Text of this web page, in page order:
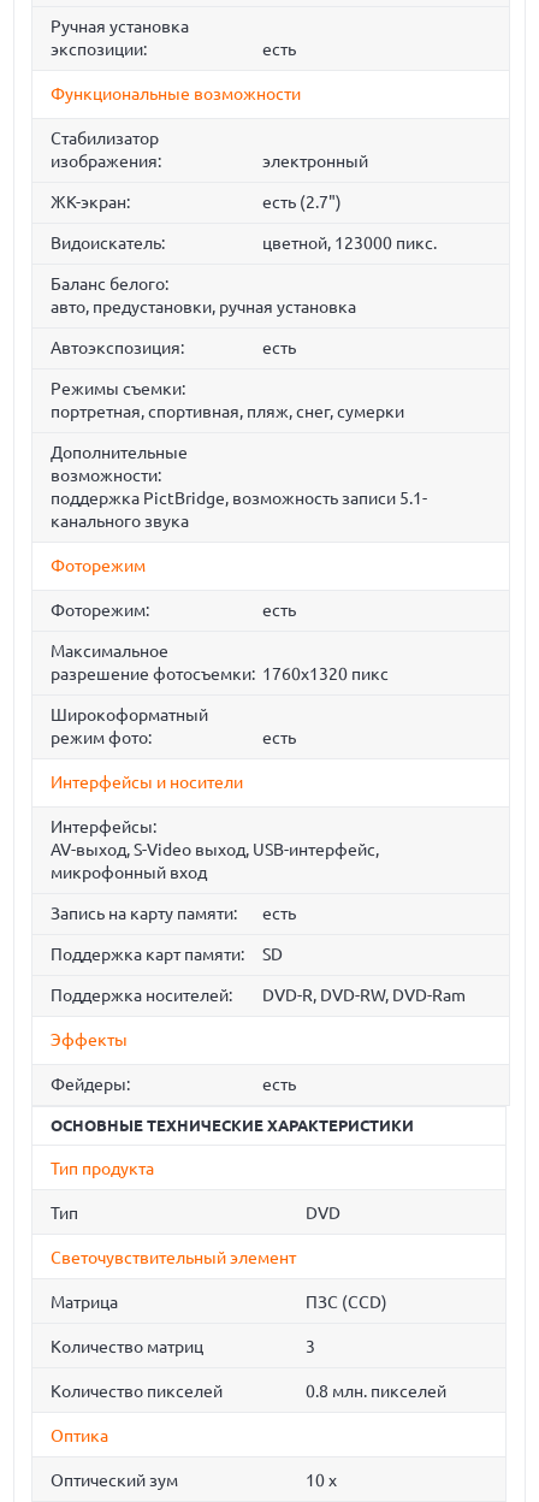
Ручная установка
экспозиции:
есть
Функциональные возможности
Стабилизатор
изображения:
электронный
ЖК-экран: есть (2.7")
Видоискатель: цветной, 123000 пикс.
Баланс белого:
авто, предустановки, ручная установка
Автоэкспозиция: есть
Режимы съемки:
портретная, спортивная, пляж, снег, сумерки
Дополнительные
возможности:
поддержка PictBridge, возможность записи 5.1-
канального звука
Фоторежим
Фоторежим: есть
Максимальное
разрешение фотосъемки: 1760x1320 пикс
Широкоформатный
режим фото:
есть
Интерфейсы и носители
Интерфейсы:
AV-выход, S-Video выход, USB-интерфейс,
микрофонный вход
Запись на карту памяти: есть
Поддержка карт памяти: SD
Поддержка носителей: DVD-R, DVD-RW, DVD-Ram
Эффекты
Фейдеры: есть
ОСНОВНЫЕ ТЕХНИЧЕСКИЕ ХАРАКТЕРИСТИКИ
Тип продукта
Тип DVD
Светочувствительный элемент
Матрица ПЗС (CCD)
Количество матриц 3
Количество пикселей 0.8 млн. пикселей
Оптика
Оптический зум 10 x